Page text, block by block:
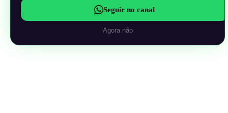
Seguir no canal
Agora não